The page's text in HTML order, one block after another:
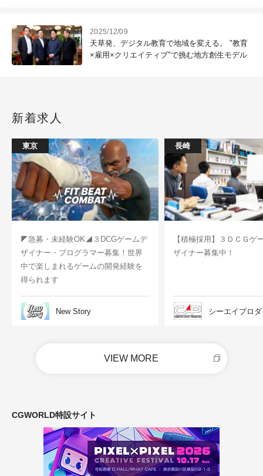
2025/12/09
天草発、デジタル教育で地域を変える。 "教育
×雇用×クリエイティブ"で挑む地方創生モデル
新着求人
東京
◤急募・未経験OK◢３DCGゲームデ
ザイナー・プログラマー募集！世界
中で楽しまれるゲームの開発経験を
得られます
New Story
長崎
【積極採用】３ＤＣＧゲ
ザイナー募集中！
シーエイプロ
VIEW MORE
CGWORLD特設サイト